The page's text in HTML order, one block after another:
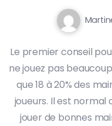
Le premier conseil
ne jouez pas
que 18 à 20% des
joueurs. Il est normal
jouer de bonnes